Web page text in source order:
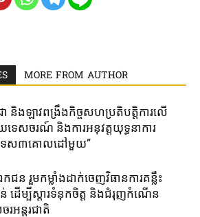
MORE FROM AUTHOR
ា ​និង​ឡាវ​ពង្រឹង​កិច្ច​សហប្រតិបត្តិការ​លើ​
េសចរណ៍ ​និង​ការ​អនុវត្តយុទ្ធនាការ​
ទេស៣​គោល​ដៅ​មួយ”
កជន ​រួម​កម្លាំង​ដាក់​ចេញ​វិធានការ​គន្លឹះ​
ន់​ ដើម្បី​ស្តារ​ទំនុកចិត្ត ​និង​ជំរុញ​កំណើន​
រ​អន្តរជាតិ​